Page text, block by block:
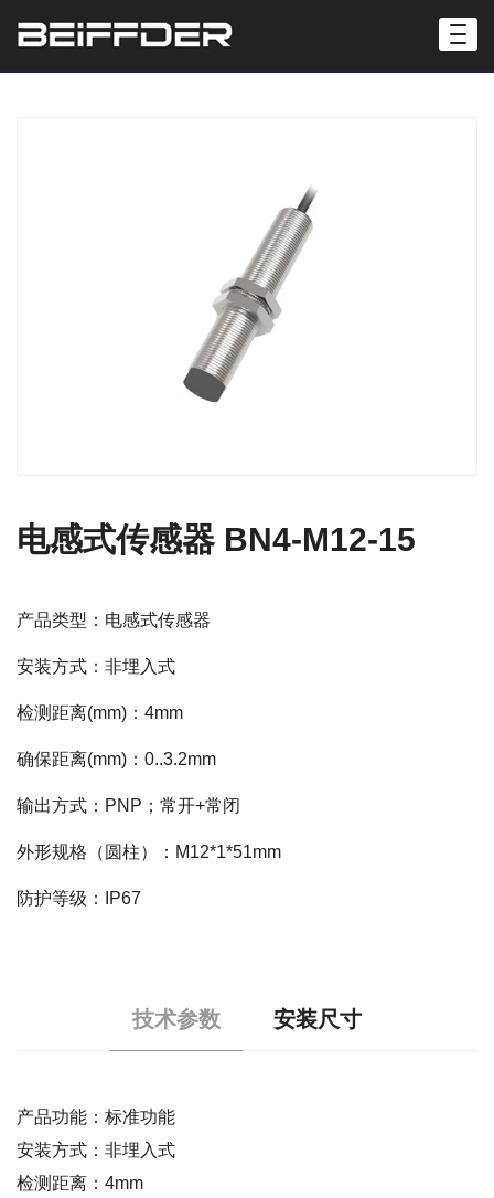
电感式传感器 BN4-M12-15
产品类型：电感式传感器
安装方式：非埋入式
检测距离(mm)：4mm
确保距离(mm)：0..3.2mm
输出方式：PNP；常开+常闭
外形规格（圆柱）：M12*1*51mm
防护等级：IP67
技术参数 安装尺寸
产品功能：标准功能
安装方式：非埋入式
检测距离：4mm